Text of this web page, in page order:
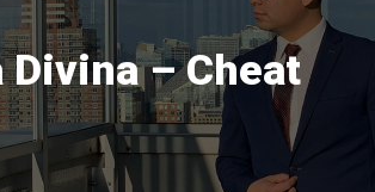
Divina – Cheat